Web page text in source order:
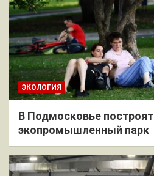
ЭКОЛОГИЯ
В Подмосковье построят
экопромышленный парк